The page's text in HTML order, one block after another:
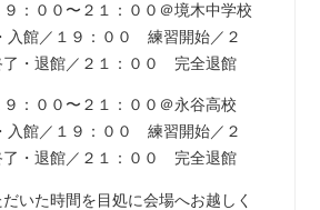
９：００〜２１：００＠境木中学校
入館／１９：００ 練習開始／２
・退館／２１：００ 完全退館
９：００〜２１：００＠永谷高校
入館／１９：００ 練習開始／２
・退館／２１：００ 完全退館
いた時間を目処に会場へお越しく